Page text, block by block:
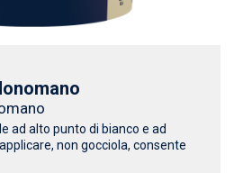
ad alto punto di bianco e ad
non gocciola, consente